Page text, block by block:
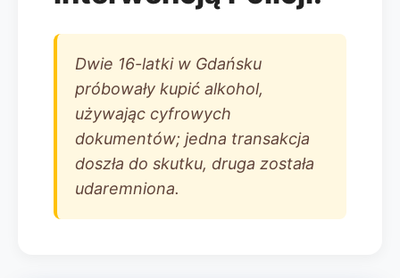
Dwie 16-latki w Gdańsku
próbowały kupić alkohol,
używając cyfrowych
dokumentów; jedna transakcja
doszła do skutku, druga została
udaremniona.